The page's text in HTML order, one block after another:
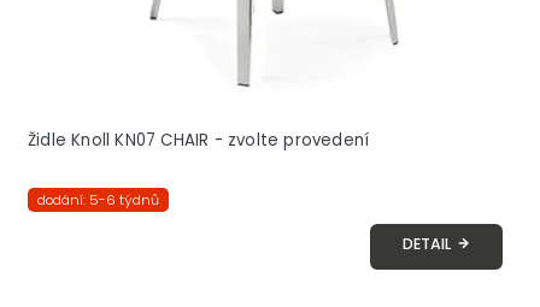
Židle Knoll KN07 CHAIR - zvolte provedení
dodání: 5-6 týdnů
DETAIL